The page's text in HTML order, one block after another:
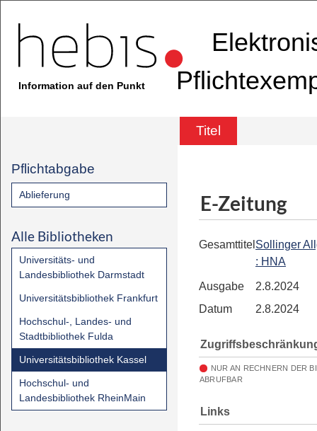
Information auf den Punkt
Titel
Pflichtabgabe
Ablieferung
Alle Bibliotheken
Universitäts- und
Landesbibliothek Darmstadt
Universitätsbibliothek Frankfurt
Hochschul-, Landes- und
Stadtbibliothek Fulda
Universitätsbibliothek Kassel
Hochschul- und
Landesbibliothek RheinMain
E-Zeitung
Gesamttitel Sollinger
: HNA
Ausgabe
2.8.2024
Datum
2.8.2024
NUR AN RECHNERN DER
ABRUFBAR
Links